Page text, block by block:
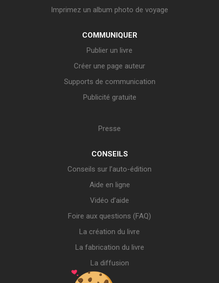
Imprimez un album photo de voyage
COMMUNIQUER
Publier un livre
Créer une page auteur
Supports de communication
Publicité gratuite
Presse
CONSEILS
Conseils sur l’auto-édition
Aide en ligne
Vidéo d’aide
Foire aux questions (FAQ)
La création du livre
La fabrication du livre
La diffusion